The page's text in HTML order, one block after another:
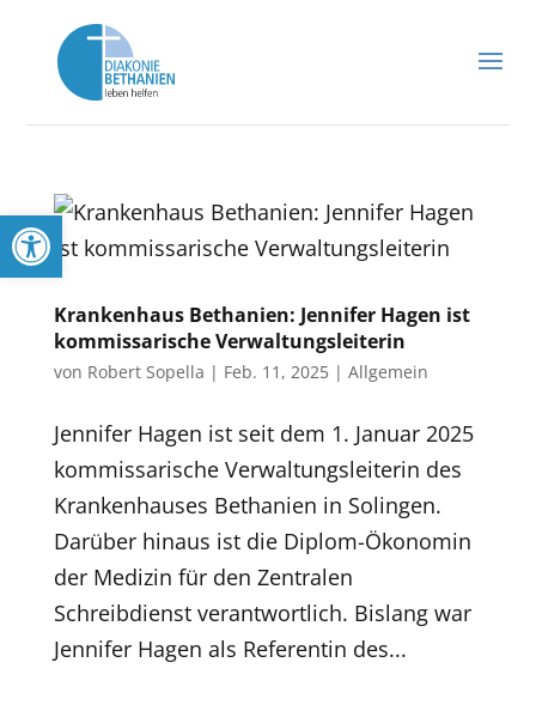
Werkzeugleiste öffnen
Krankenhaus Bethanien: Jennifer Hagen ist
kommissarische Verwaltungsleiterin
von Robert Sopella | Feb. 11, 2025| Allgemein
Jennifer Hagen ist seit dem 1. Januar 2025
kommissarische Verwaltungsleiterin des
Krankenhauses Bethanien in Solingen.
Darüber hinaus ist die Diplom-Ökonomin
der Medizin für den Zentralen
Schreibdienst verantwortlich. Bislang war
Jennifer Hagen als Referentin des...